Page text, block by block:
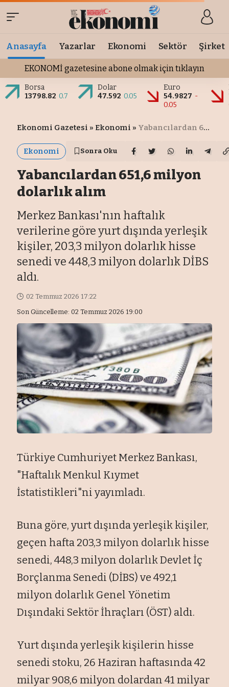
Anasayfa Yazarlar Ekonomi Sektör Şirket
EKONOMİ gazetesine abone olmak için tıklayın
Borsa
13798.82 0.7
Dolar
47.592 0.05
Euro
54.9827 -
0.05
Ekonomi Gazetesi » Ekonomi » Yabancılardan 651,6 milyon dolarlık alım
Ekonomi Sonra Oku
Yabancılardan 651,6 milyon
dolarlık alım
Merkez Bankası'nın haftalık
verilerine göre yurt dışında yerleşik
kişiler, 203,3 milyon dolarlık hisse
senedi ve 448,3 milyon dolarlık DİBS
aldı.
Son Güncelleme: 02 Temmuz 2026 19:00
02 Temmuz 2026 17:22
Türkiye Cumhuriyet Merkez Bankası,
"Haftalık Menkul Kıymet
İstatistikleri"ni yayımladı.
Buna göre, yurt dışında yerleşik kişiler,
geçen hafta 203,3 milyon dolarlık hisse
senedi, 448,3 milyon dolarlık Devlet İç
Borçlanma Senedi (DİBS) ve 492,1
milyon dolarlık Genel Yönetim
Dışındaki Sektör İhraçları (ÖST) aldı.
Yurt dışında yerleşik kişilerin hisse
senedi stoku, 26 Haziran haftasında 42
milyar 908,6 milyon dolardan 41 milyar